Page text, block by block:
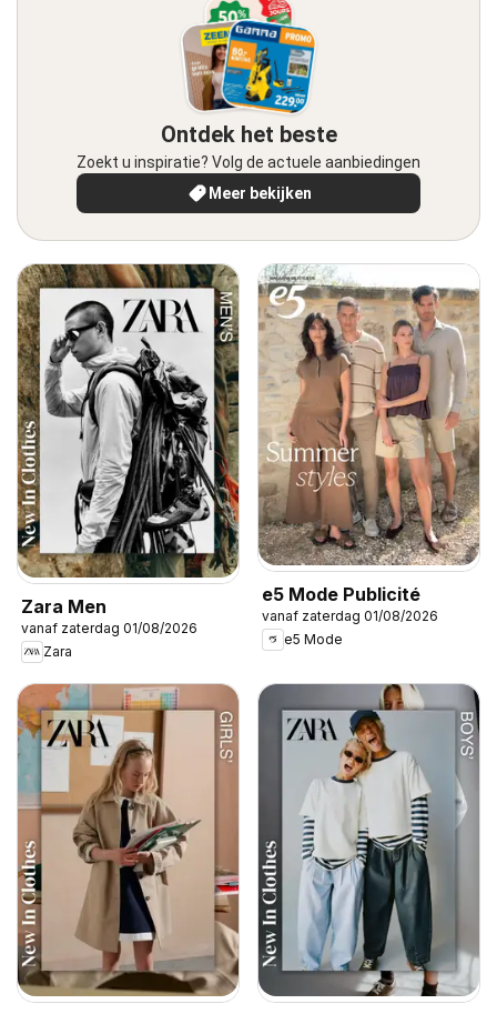
Ontdek het beste
Zoekt u inspiratie? Volg de actuele aanbiedingen
Meer bekijken
Zara Men
vanaf zaterdag 01/08/2026
Zara
e5 Mode Publicité
vanaf zaterdag 01/08/2026
e5 Mode